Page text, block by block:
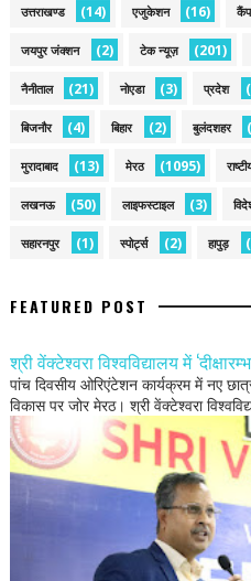
उत्तराखण्ड (14) एजुकेशन (16)
जयपुर जंक्शन (2) टेक न्यूज़ (201)
नैनीताल (21) नोएडा (3) प्रदेश
बिजनौर (4) बिहार (2) बुलंदशहर
मुरादाबाद (13) मेरठ (1095)
लखनऊ (50) लाइफस्टाइल (3)
सहारनपुर (1) स्पोर्ट्स (2) हापुड़
FEATURED POST
श्री वेंक्टेश्वरा विश्वविद्यालय में
पांच दिवसीय ओरिएंटेशन कार्यक्रम में नए
विकास पर जोर मेरठ। श्री वेंक्टेश्वरा